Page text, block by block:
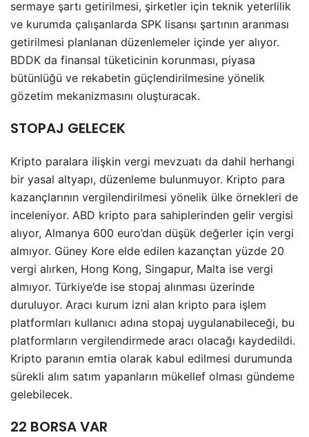
sermaye şartı getirilmesi, şirketler için teknik yeterlilik
ve kurumda çalışanlarda SPK lisansı şartının aranması
getirilmesi planlanan düzenlemeler içinde yer alıyor.
BDDK da finansal tüketicinin korunması, piyasa
bütünlüğü ve rekabetin güçlendirilmesine yönelik
gözetim mekanizmasını oluşturacak.
STOPAJ GELECEK
Kripto paralara ilişkin vergi mevzuatı da dahil herhangi
bir yasal altyapı, düzenleme bulunmuyor. Kripto para
kazançlarının vergilendirilmesi yönelik ülke örnekleri de
inceleniyor. ABD kripto para sahiplerinden gelir vergisi
alıyor, Almanya 600 euro’dan düşük değerler için vergi
almıyor. Güney Kore elde edilen kazançtan yüzde 20
vergi alırken, Hong Kong, Singapur, Malta ise vergi
almıyor. Türkiye’de ise stopaj alınması üzerinde
duruluyor. Aracı kurum izni alan kripto para işlem
platformları kullanıcı adına stopaj uygulanabileceği, bu
platformların vergilendirmede aracı olacağı kaydedildi.
Kripto paranın emtia olarak kabul edilmesi durumunda
sürekli alım satım yapanların mükellef olması gündeme
gelebilecek.
22 BORSA VAR